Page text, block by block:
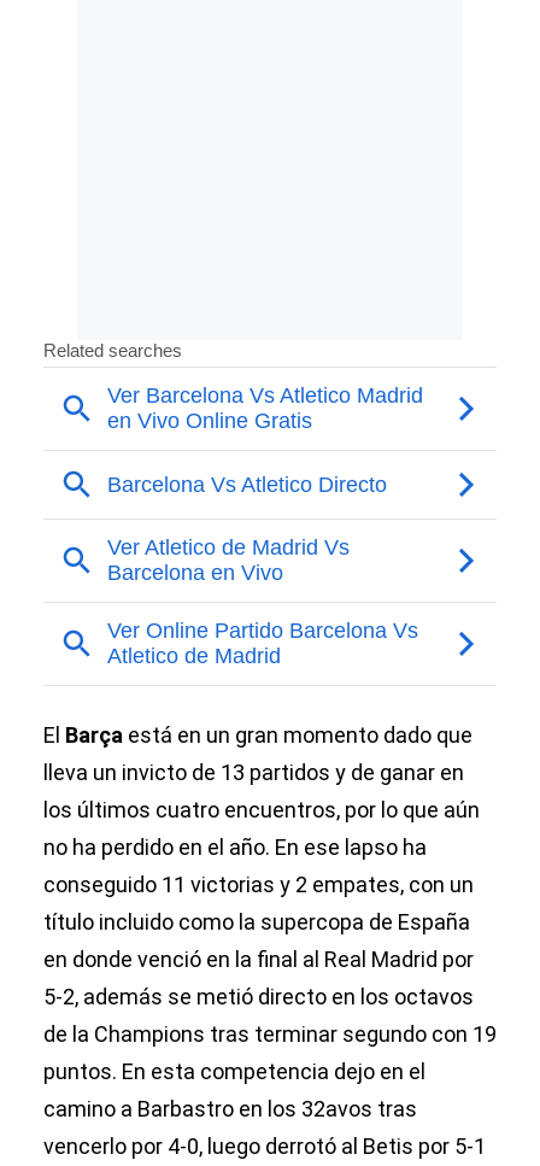
El Barça está en un gran momento dado que
lleva un invicto de 13 partidos y de ganar en
los últimos cuatro encuentros, por lo que aún
no ha perdido en el año. En ese lapso ha
conseguido 11 victorias y 2 empates, con un
título incluido como la supercopa de España
en donde venció en la final al Real Madrid por
5-2, además se metió directo en los octavos
de la Champions tras terminar segundo con 19
puntos. En esta competencia dejo en el
camino a Barbastro en los 32avos tras
vencerlo por 4-0, luego derrotó al Betis por 5-1